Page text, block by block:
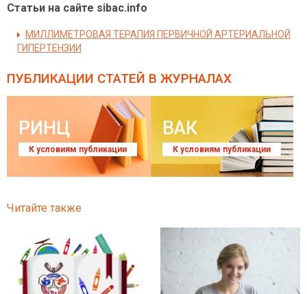
Статьи на сайте sibac.info
МИЛЛИМЕТРОВАЯ ТЕРАПИЯ ПЕРВИЧНОЙ АРТЕРИАЛЬНОЙ
ГИПЕРТЕНЗИИ
ПУБЛИКАЦИИ СТАТЕЙ В ЖУРНАЛАХ
РИНЦ
К условиям публикации
ВАК
К условиям публикации
Читайте также